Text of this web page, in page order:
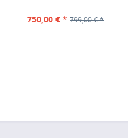
750,00 € * 799,00 € *